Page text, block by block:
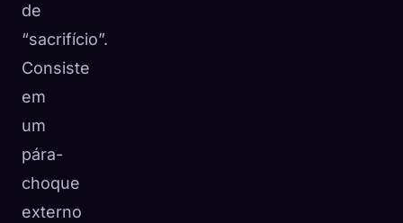
de
“sacrifício”.
Consiste
em
um
pára-
choque
externo